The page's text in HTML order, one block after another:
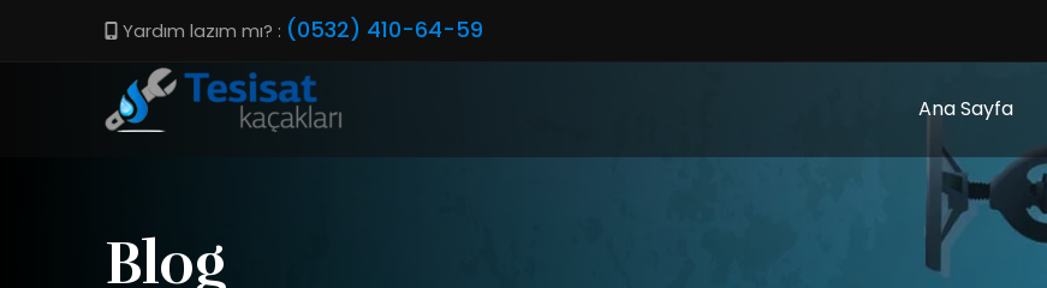
Yardım lazım mı? : (0532) 410-64-59
Ana Sayfa
Blog